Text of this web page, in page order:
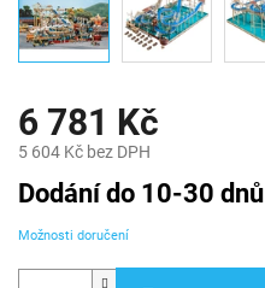
6 781 Kč
5 604 Kč bez DPH
Měrná
cena:
Dodání do 10-30 dnů
Možnosti doručení